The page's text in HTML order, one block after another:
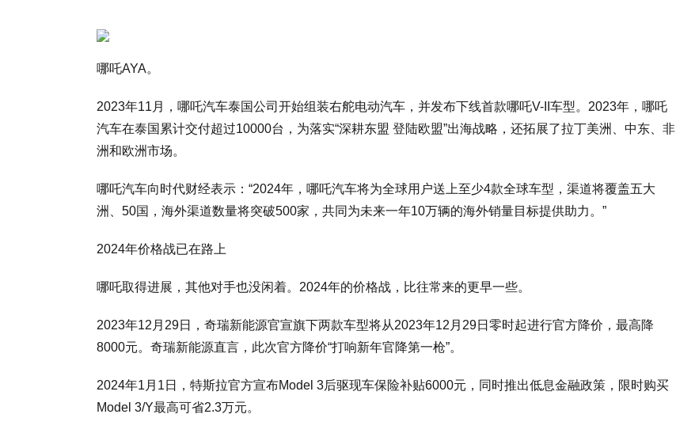
哪吒AYA。
2023年11月，哪吒汽车泰国公司开始组装右舵电动汽车，并发布下线首款哪吒V-II车型。2023年，哪吒
汽车在泰国累计交付超过10000台，为落实“深耕东盟 登陆欧盟”出海战略，还拓展了拉丁美洲、中东、非
洲和欧洲市场。
哪吒汽车向时代财经表示：“2024年，哪吒汽车将为全球用户送上至少4款全球车型，渠道将覆盖五大
洲、50国，海外渠道数量将突破500家，共同为未来一年10万辆的海外销量目标提供助力。”
2024年价格战已在路上
哪吒取得进展，其他对手也没闲着。2024年的价格战，比往常来的更早一些。
2023年12月29日，奇瑞新能源官宣旗下两款车型将从2023年12月29日零时起进行官方降价，最高降
8000元。奇瑞新能源直言，此次官方降价“打响新年官降第一枪”。
2024年1月1日，特斯拉官方宣布Model 3后驱现车保险补贴6000元，同时推出低息金融政策，限时购买
Model 3/Y最高可省2.3万元。